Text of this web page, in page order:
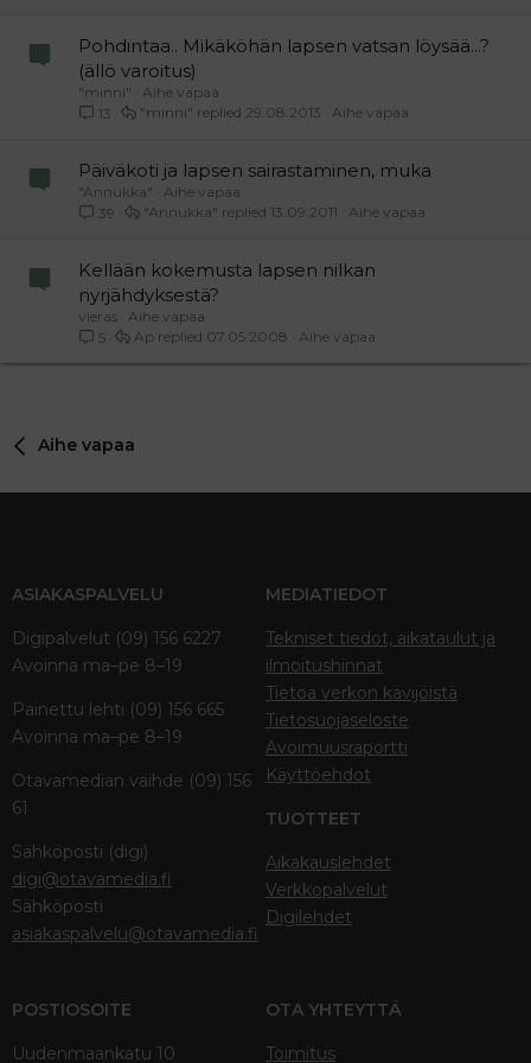
Pohdintaa.. Mikäköhän lapsen vatsan löysää...?
(ällö varoitus)
"minni"
Aihe vapaa
13
Aihe vapaa
29.08.2013
"minni"
Päiväkoti ja lapsen sairastaminen, muka
"Annukka"
Aihe vapaa
39
Aihe vapaa
13.09.2011
"Annukka"
Kellään kokemusta lapsen nilkan
nyrjähdyksestä?
vieras Aihe vapaa
5
Aihe vapaa
07.05.2008
Ap
Aihe vapaa
ASIAKASPALVELU
Digipalvelut (09) 156 6227
Avoinna ma–pe 8–19
Painettu lehti (09) 156 665
Avoinna ma–pe 8–19
Otavamedian vaihde (09) 156
61
Sähköposti (digi)
digi@otavamedia.fi
Sähköposti
asiakaspalvelu@otavamedia.fi
MEDIATIEDOT
Tekniset tiedot, aikataulut ja
ilmoitushinnat
Tietoa verkon kävijöistä
Tietosuojaseloste
Avoimuusraportti
Käyttöehdot
TUOTTEET
Aikakauslehdet
Verkkopalvelut
Digilehdet
POSTIOSOITE
Uudenmaankatu 10
OTA YHTEYTTÄ
Toimitus